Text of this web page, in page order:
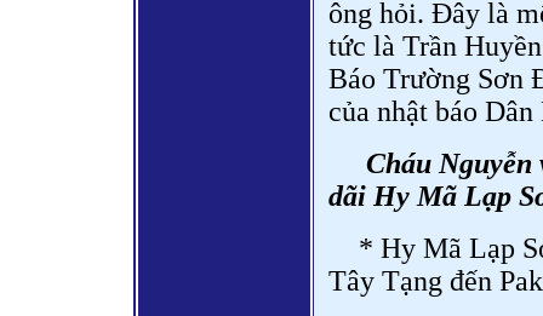
ông hỏi. Đây là
tức là Trần
Báo Trường Sơn
của nhật báo
Cháu Nguyễn
dãi Hy Mã Lạp
* Hy Mã Lạp
Tây Tạng đến